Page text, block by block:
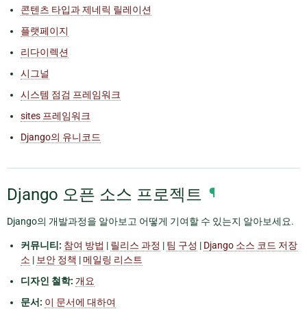
콘텐츠 타입과 제네릭 릴레이션
플랫페이지
리다이렉션
시그널
시스템 점검 프레임워크
sites 프레임워크
Django의 유니코드
Django 오픈 소스 프로젝트 ¶
Django의 개발과정을 알아보고 어떻게 기여할 수 있는지 알아보세요.
커뮤니티: 참여 방법 | 릴리스 과정 | 팀 구성 | Django 소스 코드 저장
소 | 보안 정책 |메일링 리스트
디자인 철학: 개요
문서: 이 문서에 대하여